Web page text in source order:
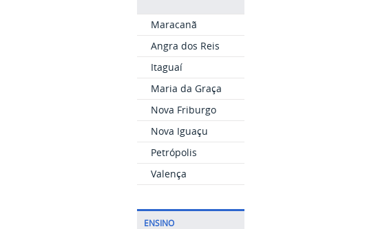
Maracanã
Angra dos Reis
Itaguaí
Maria da Graça
Nova Friburgo
Nova Iguaçu
Petrópolis
Valença
ENSINO